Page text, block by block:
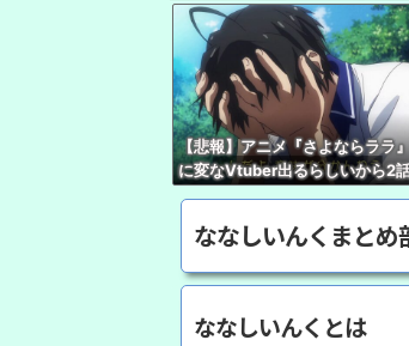
【悲報】アニメ『さよならララ
に変なVtuber出るらしいから2
ななしいんくまとめ
ななしいんくとは